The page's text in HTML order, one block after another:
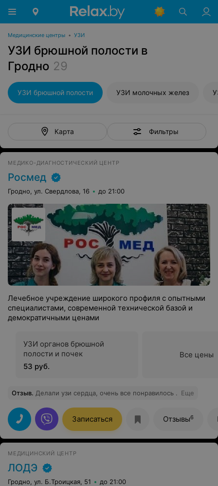
Медицинские центры • УЗИ
УЗИ брюшной полости в
Гродно 29
УЗИ брюшной полости УЗИ молочных желез
Карта Фильтры
МЕДИКО-ДИАГНОСТИЧЕСКИЙ ЦЕНТР
Росмед
Гродно, ул. Свердлова, 16 до 21:00
Лечебное учреждение широкого профиля с опытными
специалистами, современной технической базой и
демократичными ценами
УЗИ органов брюшной
полости и почек
53 руб.
Все цены
Отзыв. Делали узи сердца, очень все понравилось . Еще
Записаться Отзывы6
МЕДИЦИНСКИЙ ЦЕНТР
ЛОДЭ
Гродно, ул. Б.Троицкая, 51 до 21:00